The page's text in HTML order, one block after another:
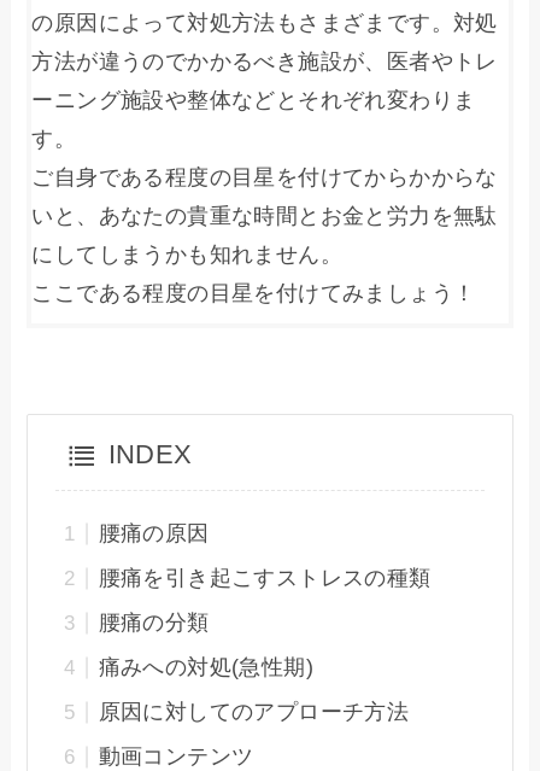
の原因によって対処方法もさまざまです。対処
方法が違うのでかかるべき施設が、医者やトレ
ーニング施設や整体などとそれぞれ変わりま
す。
ご自身である程度の目星を付けてからかからな
いと、あなたの貴重な時間とお金と労力を無駄
にしてしまうかも知れません。
ここである程度の目星を付けてみましょう！
INDEX
腰痛の原因
腰痛を引き起こすストレスの種類
腰痛の分類
痛みへの対処(急性期)
原因に対してのアプローチ方法
動画コンテンツ